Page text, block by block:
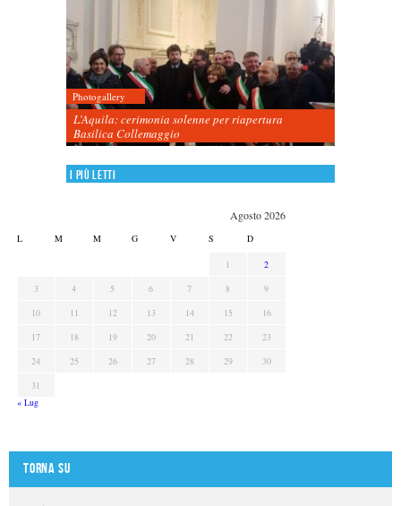
Photogallery
L’Aquila: cerimonia solenne per riapertura
Basilica Collemaggio
I più letti
Agosto 2026
L M M G V S D
1
2
3
4 5 6 7 8
9
10
11 12 13 14 15
16
17
18 19 20 21 22
23
24
25 26 27 28 29
30
31
« Lug
Torna su